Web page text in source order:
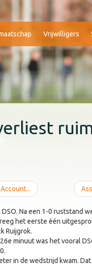
Vrijwilligers
Na een 1-0 ruststand
het eerste één
Ruijgrok.
minuut was het vooral
in de wedstrijd kwam.